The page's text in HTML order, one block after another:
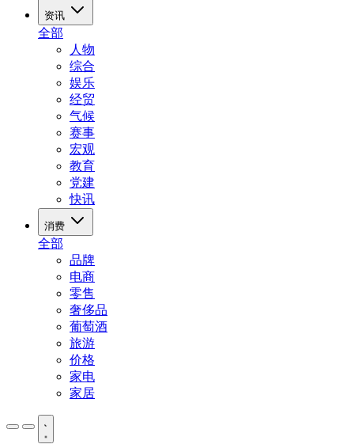
资讯
全部
人物
综合
娱乐
经贸
气候
赛事
宏观
教育
党建
快讯
消费
全部
品牌
电商
零售
奢侈品
葡萄酒
旅游
价格
家电
家居